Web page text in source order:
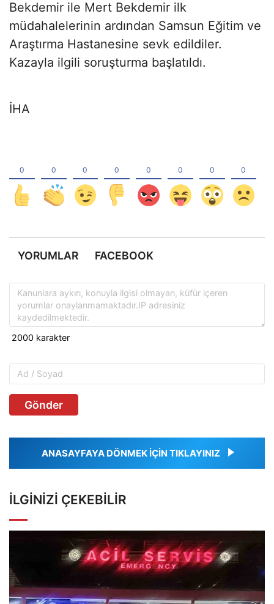
Bekdemir ile Mert Bekdemir ilk
müdahalelerinin ardından Samsun Eğitim ve
Araştırma Hastanesine sevk edildiler.
Kazayla ilgili soruşturma başlatıldı.
İHA
YORUMLAR FACEBOOK
Gönder
ANASAYFAYA DÖNMEK İÇİN TIKLAYINIZ
İLGINIZI ÇEKEBILIR